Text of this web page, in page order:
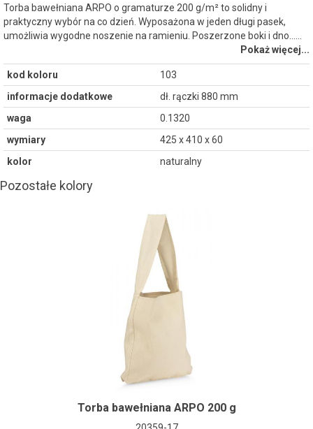
Torba bawełniana ARPO o gramaturze 200 g/m² to solidny i
praktyczny wybór na co dzień. Wyposażona w jeden długi pasek,
umożliwia wygodne noszenie na ramieniu. Poszerzone boki i dno...…
Pokaż więcej...
kod koloru
103
informacje dodatkowe
dł. rączki 880 mm
waga
0.1320
wymiary
425 x 410 x 60
kolor
naturalny
Pozostałe kolory
Torba bawełniana ARPO 200 g